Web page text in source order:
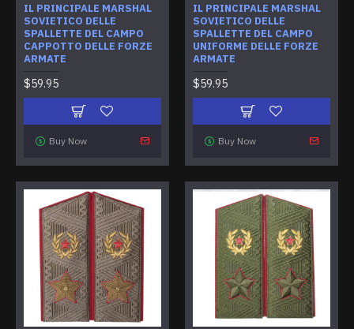
IL PRINCIPALE MARSHAL
SOVIETICO DELLE
SPALLETTE DEL CAMPO
CAPPOTTO DELLE FORZE
ARMATE
$59.95
Buy Now
IL PRINCIPALE MARSHAL
SOVIETICO DELLE
SPALLETTE DEL CAMPO
UNIFORME DELLE FORZE
ARMATE
$59.95
Buy Now